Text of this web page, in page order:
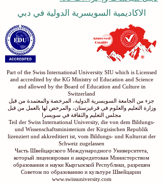
الاكاديمية السويسرية الدولية في دبي
Part of the Swiss International University SIU which is Licensed
and accredited by the KG Ministry of Education and Science
and allowed by the Board of Education and Culture in
Switzerland
جزء من الجامعة السويسرية الدولية، المرخصة والمعتمدة من قبل
وزارة التعليم والعلوم في قرغيزستان، والمرخص لها بالعمل من قبل
مجلس التعليم والثقافة في سويسرا
Teil der Swiss International University, die von dem Bildungs-
und Wissenschaftsministerium der Kirgisischen Republik
lizenziert und akkreditiert ist, vom Bildungs- und Kulturrat der
Schweiz zugelassen
Часть Швейцарского Международного Университета,
который лицензирован и аккредитован Министерством
образования и науки Кыргызской Республики, разрешен
Советом по образованию и культуре Швейцарии
www.swissuniversity.com